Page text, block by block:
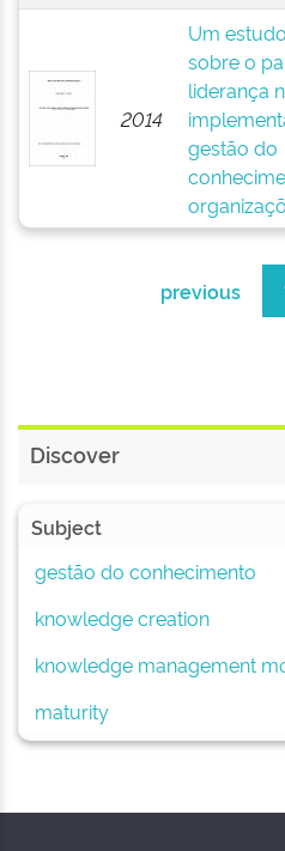
2014
Um
sobre o
liderança
gestão do
previous
Discover
Subject
gestão do conhecimento
knowledge creation
knowledge management
maturity